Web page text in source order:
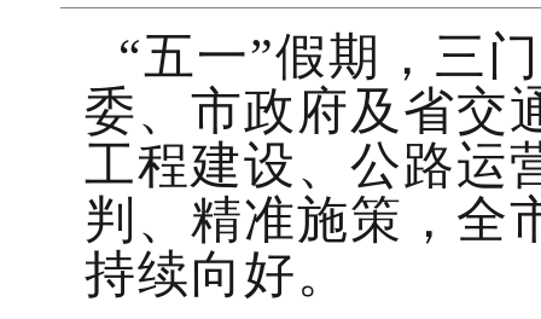
“五一”假期，三
委、市政府及省交
工程建设、公路运
判、精准施策，全
持续向好。